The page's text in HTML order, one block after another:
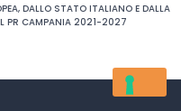
DALLO STATO ITALIANO E DALLA
PR CAMPANIA 2021-2027